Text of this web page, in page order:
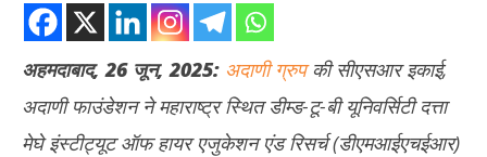
अहमदाबाद, 26जून,2025: अदाणी ग्रुपकी सीएसआर इकाई,
अदाणी फाउंडेशन ने महाराष्ट्र स्थित डीम्ड-टू-बी यूनिवर्सिटी दत्ता
मेघे इंस्टीट्यूट ऑफ हायर एजुकेशन एंड रिसर्च (डीएमआईएचईआर)